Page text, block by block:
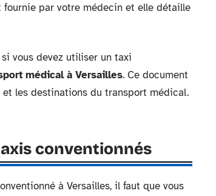
par votre médecin et elle détaille
vous devez utiliser un taxi
médical à Versailles. Ce document
les destinations du transport médical.
conventionnés
à Versailles, il faut que vous